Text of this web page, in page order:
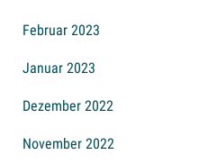
Februar 2023
Januar 2023
Dezember 2022
November 2022